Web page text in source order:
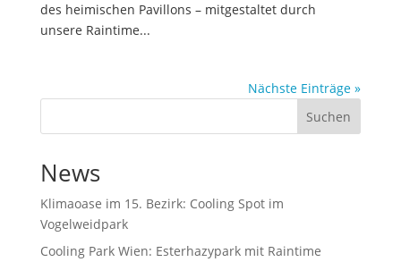
des heimischen Pavillons – mitgestaltet durch
unsere Raintime...
Nächste Einträge »
Suchen
News
Klimaoase im 15. Bezirk: Cooling Spot im
Vogelweidpark
Cooling Park Wien: Esterhazypark mit Raintime